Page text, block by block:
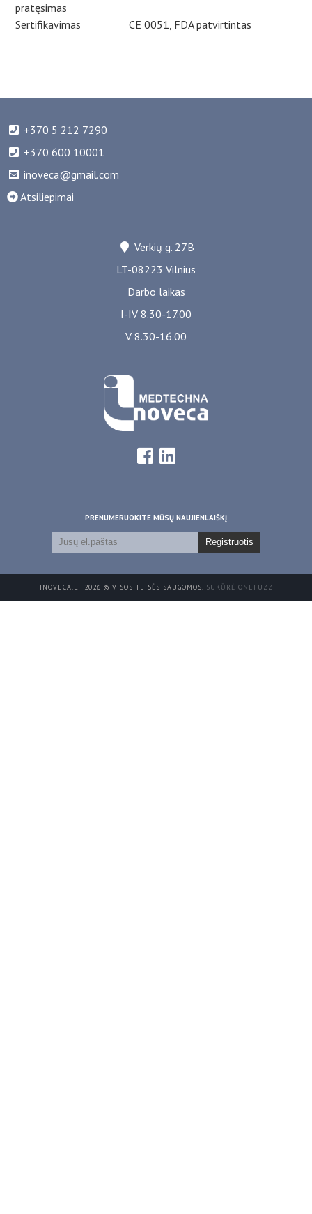
pratęsimas
Sertifikavimas CE 0051, FDA patvirtintas
+370 5 212 7290
+370 600 10001
inoveca@gmail.com
Atsiliepimai
Verkių g. 27B
LT-08223 Vilnius
Darbo laikas
I-IV 8.30-17.00
V 8.30-16.00
PRENUMERUOKITE MŪSŲ NAUJIENLAIŠKĮ
Registruotis
INOVECA.LT 2026 © VISOS TEISĖS SAUGOMOS. SUKŪRĖ ONEFUZZ